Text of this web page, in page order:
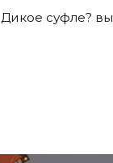
Дикое суфле?